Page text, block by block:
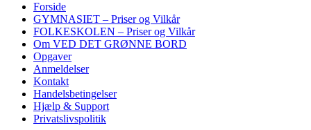
Forside
GYMNASIET – Priser og Vilkår
FOLKESKOLEN – Priser og Vilkår
Om VED DET GRØNNE BORD
Opgaver
Anmeldelser
Kontakt
Handelsbetingelser
Hjælp & Support
Privatslivspolitik